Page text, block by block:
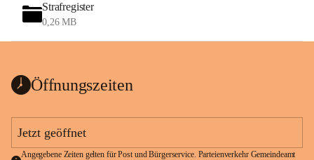
Strafregister
0,26 MB
Öffnungszeiten
Jetzt geöffnet
Angegebene Zeiten gelten für Post und Bürgerservice. Parteienverkehr Gemeindeamt